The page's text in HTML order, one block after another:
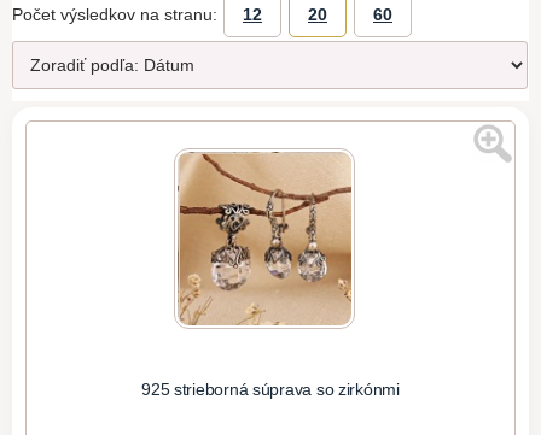
Počet výsledkov na stranu: 12 20 60
925 strieborná súprava so zirkónmi